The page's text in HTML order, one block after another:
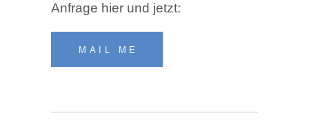
Anfra­ge hier und jetzt:
MAIL ME